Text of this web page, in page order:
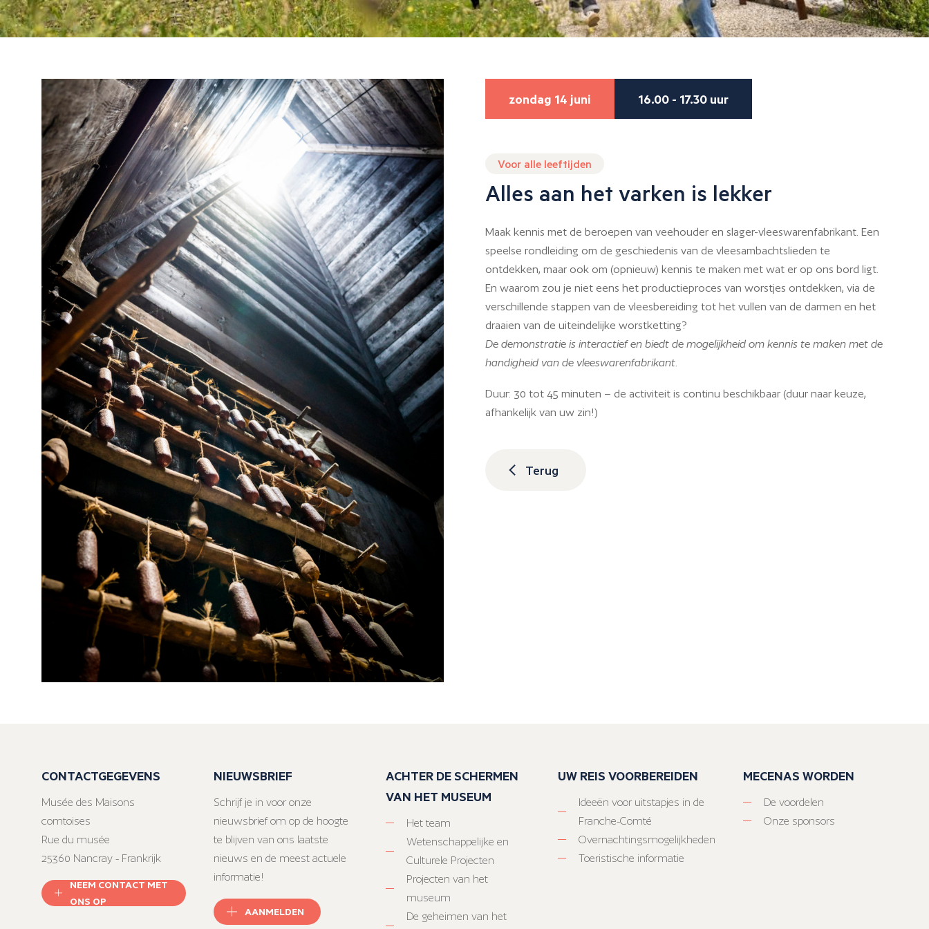
zondag 14 juni 16.00 - 17.30 uur
Voor alle leeftijden
Alles aan het varken is lekker
Maak kennis met de beroepen van veehouder en slager-vleeswarenfabrikant. Een
speelse rondleiding om de geschiedenis van de vleesambachtslieden te
ontdekken, maar ook om (opnieuw) kennis te maken met wat er op ons bord ligt.
En waarom zou je niet eens het productieproces van worstjes ontdekken, via de
verschillende stappen van de vleesbereiding tot het vullen van de darmen en het
draaien van de uiteindelijke worstketting?
De demonstratie is interactief en biedt de mogelijkheid om kennis te maken met de
handigheid van de vleeswarenfabrikant.
Duur: 30 tot 45 minuten – de activiteit is continu beschikbaar (duur naar keuze,
afhankelijk van uw zin!)
Terug
CONTACTGEGEVENS
Musée des Maisons
comtoises
Rue du musée
25360 Nancray - Frankrijk
NEEM CONTACT MET
ONS OP
NIEUWSBRIEF
Schrijf je in voor onze
nieuwsbrief om op de hoogte
te blijven van ons laatste
nieuws en de meest actuele
informatie!
AANMELDEN
ACHTER DE SCHERMEN
VAN HET MUSEUM
Het team
Wetenschappelijke en
Culturele Projecten
Projecten van het
museum
De geheimen van het
UW REIS VOORBEREIDEN
Ideeën voor uitstapjes in de
Franche-Comté
Overnachtingsmogelijkheden
Toeristische informatie
MECENAS WORDEN
De voordelen
Onze sponsors